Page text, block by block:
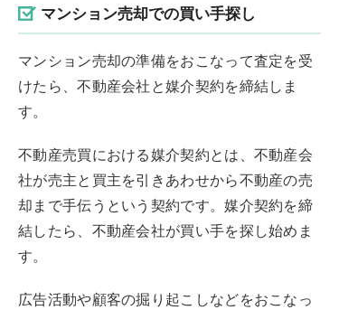
マンション売却での買い手探し
マンション売却の準備をおこなって査定を受
けたら、不動産会社と媒介契約を締結しま
す。
不動産売買における媒介契約とは、不動産会
社が売主と買主を引きあわせから不動産の売
却まで手伝うという契約です。媒介契約を締
結したら、不動産会社が買い手を探し始めま
す。
広告活動や顧客の掘り起こしなどをおこなっ